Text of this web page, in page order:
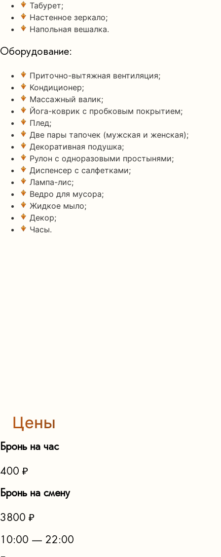
Табурет;
Настенное зеркало;
Напольная вешалка.
Оборудование:
Приточно-вытяжная вентиляция;
Кондиционер;
Массажный валик;
Йога-коврик с пробковым покрытием;
Плед;
Две пары тапочек (мужская и женская);
Декоративная подушка;
Рулон с одноразовыми простынями;
Диспенсер с салфетками;
Лампа-лис;
Ведро для мусора;
Жидкое мыло;
Декор;
Часы.
Цены
Бронь на час
400 ₽
Бронь на смену
3800 ₽
10:00 — 22:00